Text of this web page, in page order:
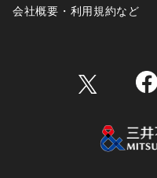
会社概要・利用規約など